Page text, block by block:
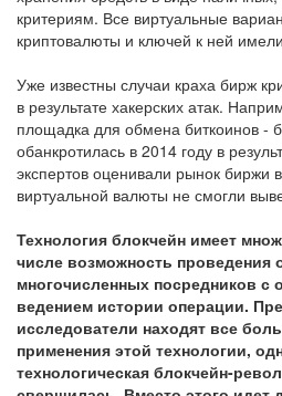
критериям. Все виртуальные
криптовалюты и ключей к ней
Уже известны случаи краха бирж
в результате хакерских атак.
площадка для обмена биткоинов -
обанкротилась в 2014 году в
экспертов оценивали рынок биржи
виртуальной валюты не смогли
Технология блокчейн имеет
числе возможность проведения
многочисленных посредников с
ведением истории операции.
исследователи находят все
применения этой технологии,
технологическая блокчейн-